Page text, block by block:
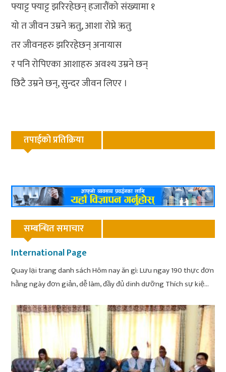
फ्याट्ट फ्याट्ट झरिरहेछन् हजारौंको संख्यामा १
यो त जीवन उम्रने ऋतु, आशा रोप्ने ऋतु
तर जीवनहरु झरिरहेछन् अनायास
र पनि रोपिएका आशाहरु अवश्य उम्रने छन्
छिटै उम्रने छन्, सुन्दर जीवन लिएर ।
तपाईको प्रतिक्रिया
सम्बन्धित समाचार
International Page
Quay lại trang danh sách Hôm nay ăn gì: Lưu ngay 190 thực đơn
hằng ngày đơn giản, dễ làm, đầy đủ dinh dưỡng Thích sự kiệ...